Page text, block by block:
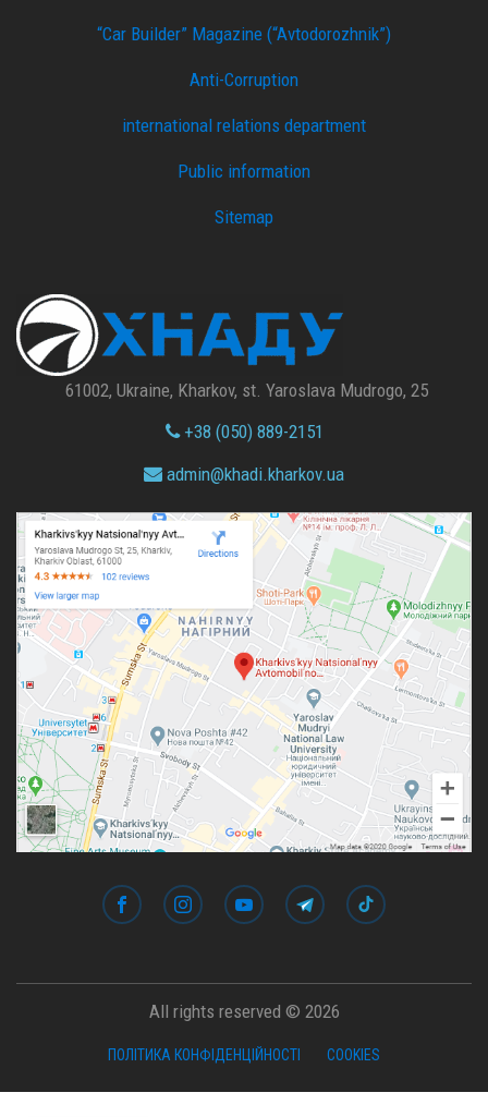
“Car Builder” Magazine (“Avtodorozhnik”)
Anti-Corruption
international relations department
Public information
Sitemap
61002, Ukraine, Kharkov, st. Yaroslava Mudrogo, 25
+38 (050) 889-2151
admin@khadi.kharkov.ua
All rights reserved © 2026
ПОЛІТИКА КОНФІДЕНЦІЙНОСТІ COOKIES